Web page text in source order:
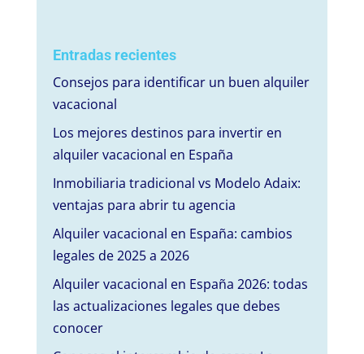
Entradas recientes
Consejos para identificar un buen alquiler
vacacional
Los mejores destinos para invertir en
alquiler vacacional en España
Inmobiliaria tradicional vs Modelo Adaix:
ventajas para abrir tu agencia
Alquiler vacacional en España: cambios
legales de 2025 a 2026
Alquiler vacacional en España 2026: todas
las actualizaciones legales que debes
conocer